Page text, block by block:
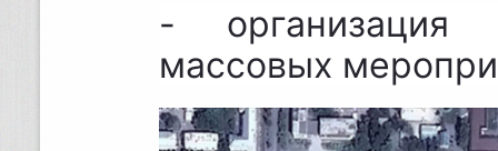
- организация
массовых